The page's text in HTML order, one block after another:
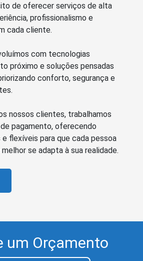
de oferecer serviços de alta
profissionalismo e
cada cliente.
com tecnologias
próximo e soluções pensadas
conforto, segurança e
nossos clientes, trabalhamos
pagamento, oferecendo
flexíveis para que cada pessoa
se adapta à sua realidade.
um Orçamento